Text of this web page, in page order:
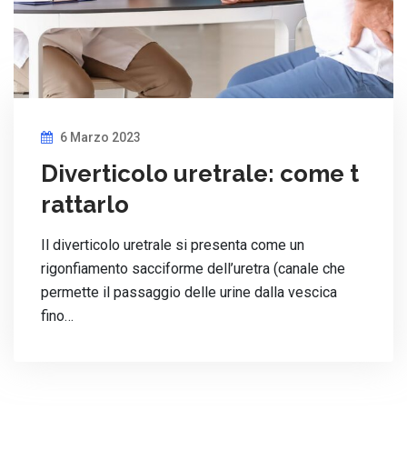
6 Marzo 2023
Diverticolo uretrale: come t
rattarlo
Il diverticolo uretrale si presenta come un
rigonfiamento sacciforme dell’uretra (canale che
permette il passaggio delle urine dalla vescica
fino…